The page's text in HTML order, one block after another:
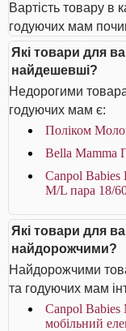
Вартість товару в
годуючих мам
Які товари для
найдешевші?
Недорогими
годуючих мам є:
Поліком
Bella Мamma
Canpol Babies
M/L пара 18/
Які товари для
найдорожчими?
Найдорожчими
та годуючих мам
Canpol Babies
мобільний